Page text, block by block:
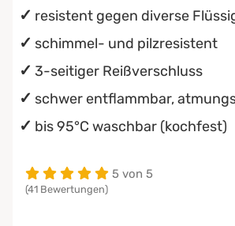
resistent gegen diverse
schimmel- und pilzresistent
3-seitiger Reißverschluss
schwer entflammbar,
bis 95°C waschbar (kochfest)
5 von 5
(41 Bewertungen)